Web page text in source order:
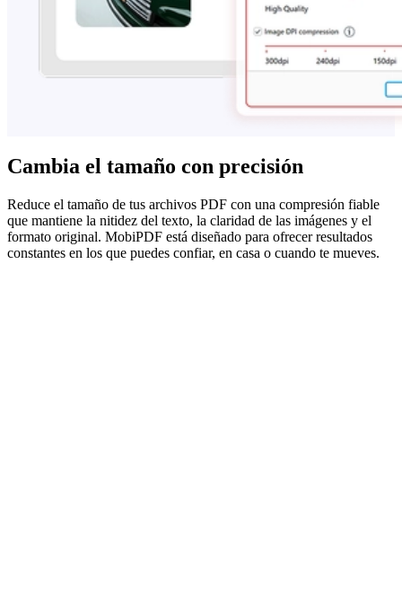
Cambia el tamaño con precisión
Reduce el tamaño de tus archivos PDF con una compresión fiable
que mantiene la nitidez del texto, la claridad de las imágenes y el
formato original. MobiPDF está diseñado para ofrecer resultados
constantes en los que puedes confiar, en casa o cuando te mueves.